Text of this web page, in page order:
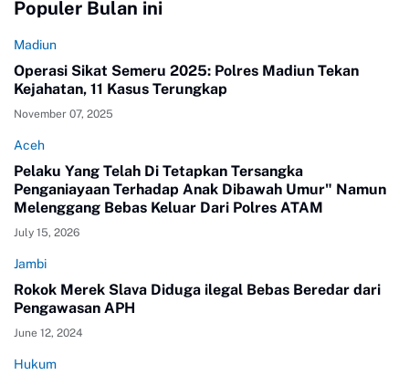
Populer Bulan ini
Madiun
Operasi Sikat Semeru 2025: Polres Madiun Tekan
Kejahatan, 11 Kasus Terungkap
November 07, 2025
Aceh
Pelaku Yang Telah Di Tetapkan Tersangka
Penganiayaan Terhadap Anak Dibawah Umur" Namun
Melenggang Bebas Keluar Dari Polres ATAM
July 15, 2026
Jambi
Rokok Merek Slava Diduga ilegal Bebas Beredar dari
Pengawasan APH
June 12, 2024
Hukum